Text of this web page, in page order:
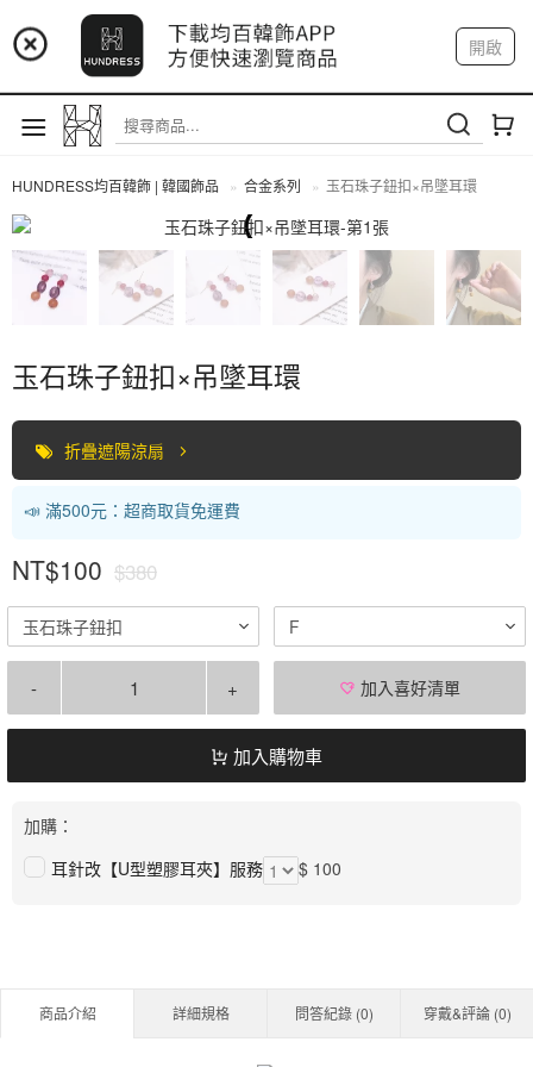
📢 市集預告：9/4-9/6 淡水捷運站
📢 市集預告：9/12-9/13 八里海巡基地
📢 市集預告：8/22-8/23 桃園青埔置地廣場
開啟
註冊 我的帳戶
HUNDRESS均百韓飾 | 韓國飾品 合金系列 玉石珠子鈕扣×吊墜耳環
玉石珠子鈕扣×吊墜耳環
折疊遮陽涼扇
📣 滿500元：超商取貨免運費
NT$100 $380
玉石珠子鈕扣 F
- + 加入喜好清單
加入購物車
加購：
耳針改【U型塑膠耳夾】服務
$ 100
商品介紹 詳細規格 問答紀錄 (0) 穿戴&評論 (0)